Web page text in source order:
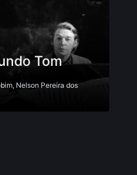
Tom
, Nelson Pereira dos